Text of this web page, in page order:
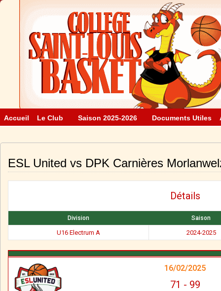
Accueil Le Club Saison 2025-2026 Documents Utiles
ESL United vs DPK Carnières
Détails
Division Saison
U16 Electrum A 2024-2025
16/02/2025
71 - 99